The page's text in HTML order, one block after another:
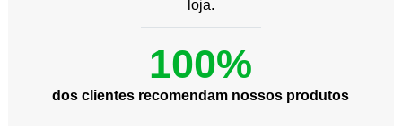
loja.
100%
dos clientes recomendam nossos produtos